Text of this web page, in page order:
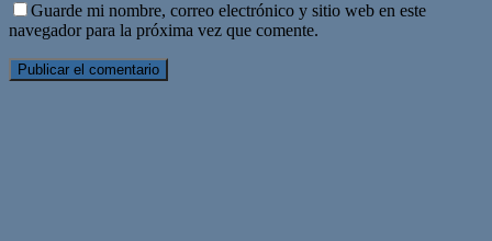
Guarde mi nombre, correo electrónico y sitio web en este
navegador para la próxima vez que comente.